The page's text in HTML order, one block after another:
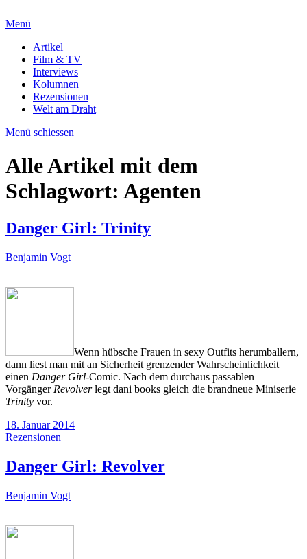
Menü
Artikel
Film & TV
Interviews
Kolumnen
Rezensionen
Welt am Draht
Menü schiessen
Alle Artikel mit dem
Schlagwort: Agenten
Danger Girl: Trinity
Benjamin Vogt
Wenn hübsche Frauen in sexy Outfits herumballern,
dann liest man mit an Sicherheit grenzender Wahrscheinlichkeit
einen Danger Girl-Comic. Nach dem durchaus passablen
Vorgänger Revolverlegt dani books gleich die brandneue Miniserie
Trinity vor.
18. Januar 2014
Rezensionen
Danger Girl: Revolver
Benjamin Vogt